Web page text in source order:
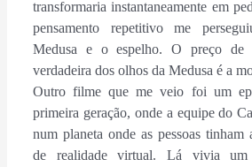
transformaria instantaneamente em
pensamento repetitivo me
Medusa e o espelho. O preço de
verdadeira dos olhos da Medusa é a
Outro filme que me veio foi um
primeira geração, onde a equipe do
num planeta onde as pessoas tinham
de realidade virtual. Lá vivia um